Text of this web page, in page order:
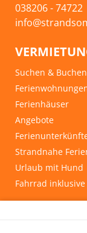
038206 - 74722
Suchen & Buchen
Ferienhäuser
Angebote
Strandnahe
Urlaub mit Hund
Fahrrad inklusive
INFOS &